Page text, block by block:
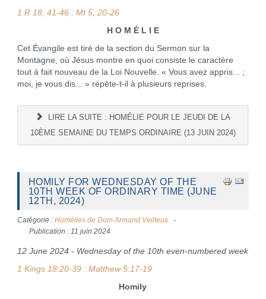
1 R 18, 41-46; Mt 5, 20-26
H O M É L I E
Cet Évangile est tiré de la section du Sermon sur la
Montagne, où Jésus montre en quoi consiste le caractère
tout à fait nouveau de la Loi Nouvelle. « Vous avez appris... ;
moi, je vous dis... » répète-t-il à plusieurs reprises.
LIRE LA SUITE : HOMÉLIE POUR LE JEUDI DE LA
10ÈME SEMAINE DU TEMPS ORDINAIRE (13 JUIN 2024)
HOMILY FOR WEDNESDAY OF THE
10TH WEEK OF ORDINARY TIME (JUNE
12TH, 2024)
Catégorie : Homélies de Dom Armand Veilleux
Publication : 11 juin 2024
12 June 2024 - Wednesday of the 10th even-numbered week
1 Kings 18:20-39 : Matthew 5:17-19
Homily